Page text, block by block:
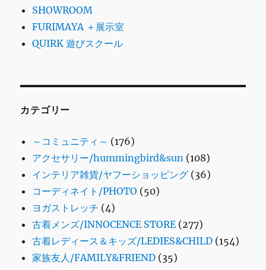
SHOWROOM
FURIMAYA ＋展示室
QUIRK 遊びスクール
カテゴリー
～コミュニティ～ (176)
アクセサリー/hummingbird&sun (108)
インテリア雑貨/ヤフーショッピング (36)
コーディネイト/PHOTO (50)
ヨガストレッチ (4)
古着メンズ/INNOCENCE STORE (277)
古着レディース＆キッズ/LEDIES&CHILD (154)
家族友人/FAMILY&FRIEND (35)